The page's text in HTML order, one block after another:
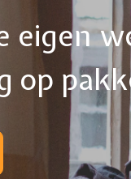
eigen
op